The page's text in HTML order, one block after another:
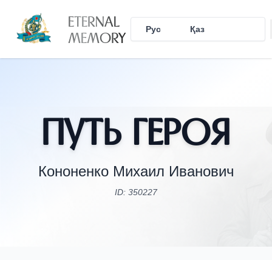
ETERNAL
MEMORY Рус Қаз
Путь Героя
Кононенко Михаил Иванович
ID: 350227